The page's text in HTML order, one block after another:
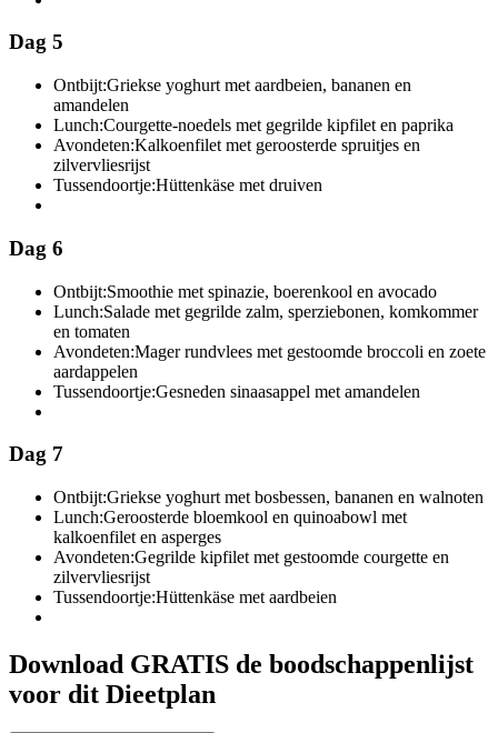
Dag 5
Ontbijt:Griekse yoghurt met aardbeien, bananen en
amandelen
Lunch:Courgette-noedels met gegrilde kipfilet en paprika
Avondeten:Kalkoenfilet met geroosterde spruitjes en
zilvervliesrijst
Tussendoortje:Hüttenkäse met druiven
Dag 6
Ontbijt:Smoothie met spinazie, boerenkool en avocado
Lunch:Salade met gegrilde zalm, sperziebonen, komkommer
en tomaten
Avondeten:Mager rundvlees met gestoomde broccoli en zoete
aardappelen
Tussendoortje:Gesneden sinaasappel met amandelen
Dag 7
Ontbijt:Griekse yoghurt met bosbessen, bananen en walnoten
Lunch:Geroosterde bloemkool en quinoabowl met
kalkoenfilet en asperges
Avondeten:Gegrilde kipfilet met gestoomde courgette en
zilvervliesrijst
Tussendoortje:Hüttenkäse met aardbeien
Download GRATIS de boodschappenlijst
voor dit Dieetplan